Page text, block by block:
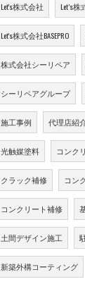
Let's株式会社 Let’s株
Let's株式会社BASEPRO
株式会社シーリペア
シーリペアグループ
施工事例 代理店紹
光触媒塗料 コンク
クラック補修 コン
コンクリート補修
土間デザイン施工
新築外構コーティング